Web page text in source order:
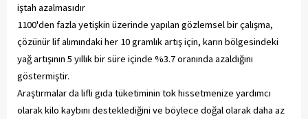
iştah azalmasıdır
1100'den fazla yetişkin üzerinde yapılan gözlemsel bir çalışma,
çözünür lif alımındaki her 10 gramlık artış için, karın bölgesindeki
yağ artışının 5 yıllık bir süre içinde %3.7 oranında azaldığını
göstermiştir.
Araştırmalar da lifli gıda tüketiminin tok hissetmenize yardımcı
olarak kilo kaybını desteklediğini ve böylece doğal olarak daha az